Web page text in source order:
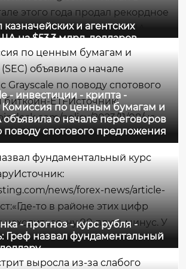
этого года продал рекордное
облигаций США,
от американских активов,
имеется ввиду -
и агентских
на $53,3 млрд. долларов
по ценным бумагам и
объявила о начале
Grayscale по поводу спотового
ETFИсточник:
policy/2023/11/08/us-
talks-with-grayscale-on-spot-
США (SEC) начала
- инвестиции - крипта -
Комиссия по ценным бумагам и
о начале переговоров
поводу спотового предложения
фундаментальный курс
news/forex-news/article-
то в районе этих цифр
находиться, ну 90 плюс-минус. У
что он сильно от этих
- прогноз - курс рубля -
Греф назвал фундаментальный
выросла из-за слабого